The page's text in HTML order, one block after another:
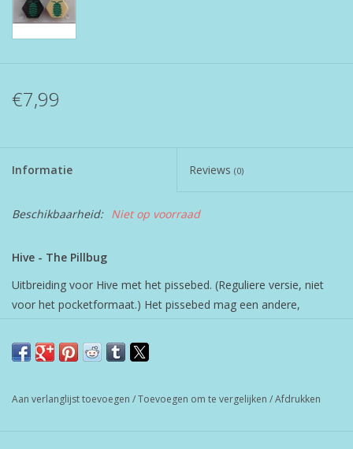
Merken
€7,99
Informatie Reviews (0)
Beschikbaarheid: Niet op voorraad
Hive - The Pillbug
Uitbreiding voor Hive met het pissebed. (Reguliere versie, niet
voor het pocketformaat.) Het pissebed mag een andere,
bewegen.
Aan verlanglijst toevoegen /Toevoegen om te vergelijken /Afdrukken